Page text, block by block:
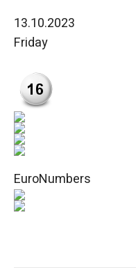
13.10.2023
Friday
EuroNumbers